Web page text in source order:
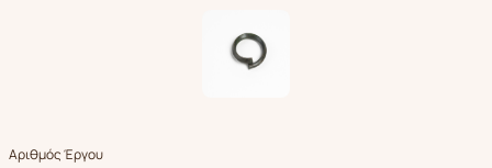
Αριθμός Έργου